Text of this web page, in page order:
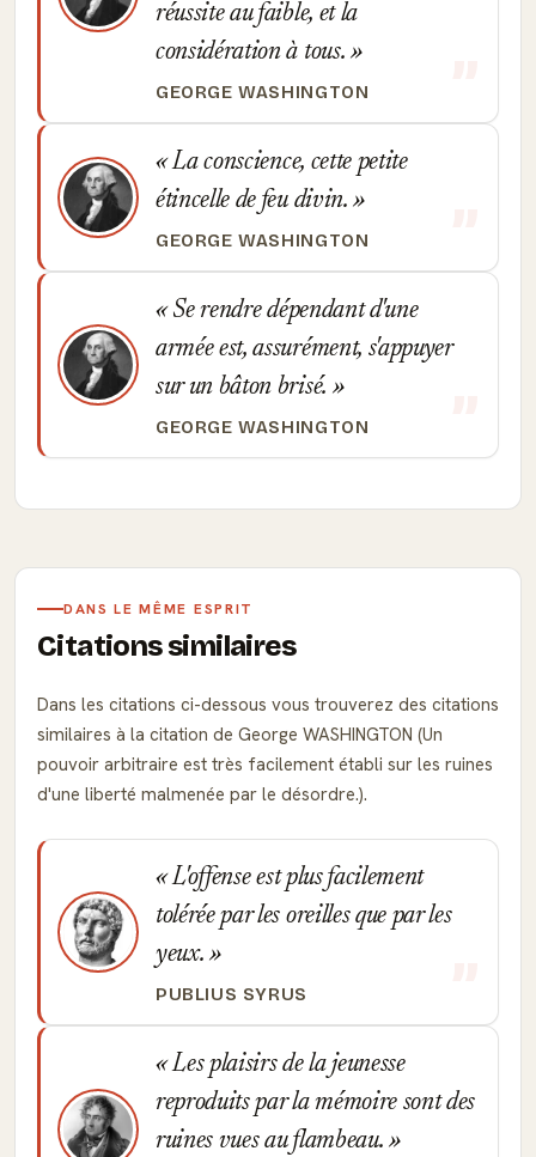
réussite au faible, et la
considération à tous.
GEORGE WASHINGTON
La conscience, cette petite
étincelle de feu divin.
GEORGE WASHINGTON
Se rendre dépendant d'une
armée est, assurément, s'appuyer
sur un bâton brisé.
GEORGE WASHINGTON
DANS LE MÊME ESPRIT
Citations similaires
Dans les citations ci-dessous vous trouverez des citations
similaires à la citation de George WASHINGTON (Un
pouvoir arbitraire est très facilement établi sur les ruines
d'une liberté malmenée par le désordre.).
L'offense est plus facilement
tolérée par les oreilles que par les
yeux.
PUBLIUS SYRUS
Les plaisirs de la jeunesse
reproduits par la mémoire sont des
ruines vues au flambeau.